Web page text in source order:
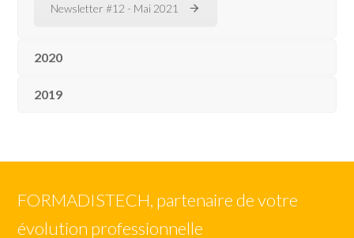
Newsletter #12 - Mai 2021
2020
2019
FORMADISTECH, partenaire de votre
évolution professionnelle